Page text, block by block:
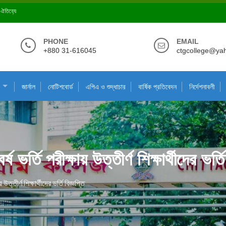
ঐতিহ্যে
PHONE
+880 31-616045
EMAIL
জার্নাল নোটিশবোর্ড এপিএ ও শুদ্ধাচার বার্ষিক প্রতিবেদন নির্দেশনাবলী
পরীক্ষায় উত্তীর্ণ শিক্ষার্থীদের
শিক্ষার্থীদের ভর্তি বিজ্ঞপ্তি